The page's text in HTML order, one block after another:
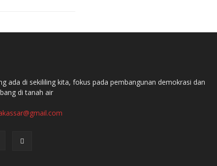
ada di sekililing kita, fokus pada pembangunan demokrasi dan
di tanah air